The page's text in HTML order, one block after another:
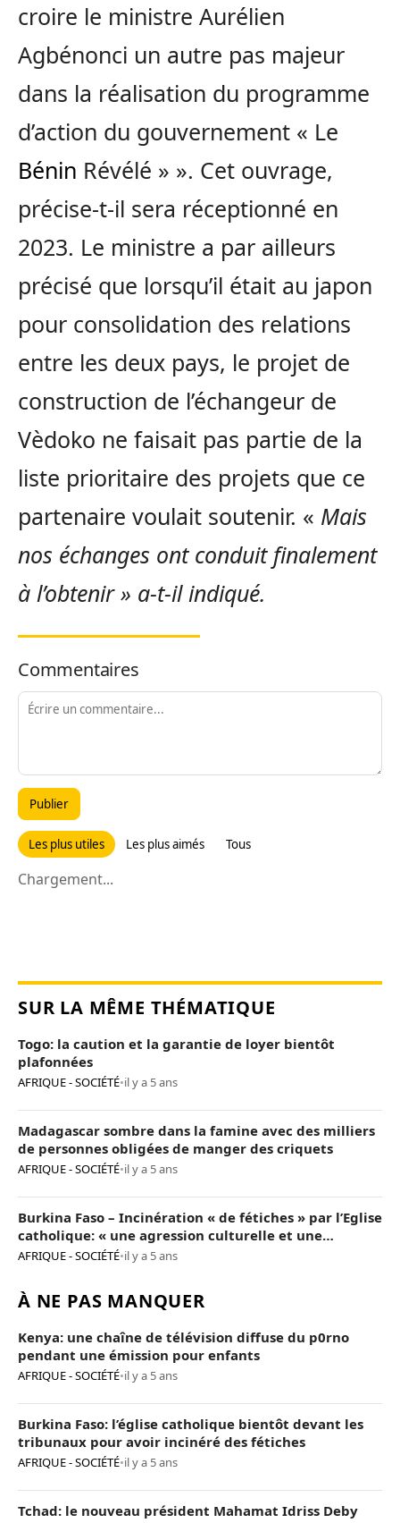
croire le ministre Aurélien
Agbénonci un autre pas majeur
dans la réalisation du programme
d’action du gouvernement « Le
Bénin Révélé » ». Cet ouvrage,
précise-t-il sera réceptionné en
2023. Le ministre a par ailleurs
précisé que lorsqu’il était au japon
pour consolidation des relations
entre les deux pays, le projet de
construction de l’échangeur de
Vèdoko ne faisait pas partie de la
liste prioritaire des projets que ce
partenaire voulait soutenir. « Mais
nos échanges ont conduit finalement
à l’obtenir » a-t-il indiqué.
Commentaires
Publier
Les plus utiles Les plus aimés Tous
Chargement...
SUR LA MÊME THÉMATIQUE
Togo: la caution et la garantie de loyer bientôt
plafonnées
AFRIQUE - SOCIÉTÉ•il y a 5 ans
Madagascar sombre dans la famine avec des milliers
de personnes obligées de manger des criquets
AFRIQUE - SOCIÉTÉ•il y a 5 ans
Burkina Faso – Incinération « de fétiches » par l’Eglise
catholique: « une agression culturelle et une
provocation de trop »
AFRIQUE - SOCIÉTÉ•il y a 5 ans
À NE PAS MANQUER
Kenya: une chaîne de télévision diffuse du p0rno
pendant une émission pour enfants
AFRIQUE - SOCIÉTÉ•il y a 5 ans
Burkina Faso: l’église catholique bientôt devant les
tribunaux pour avoir incinéré des fétiches
AFRIQUE - SOCIÉTÉ•il y a 5 ans
Tchad: le nouveau président Mahamat Idriss Deby